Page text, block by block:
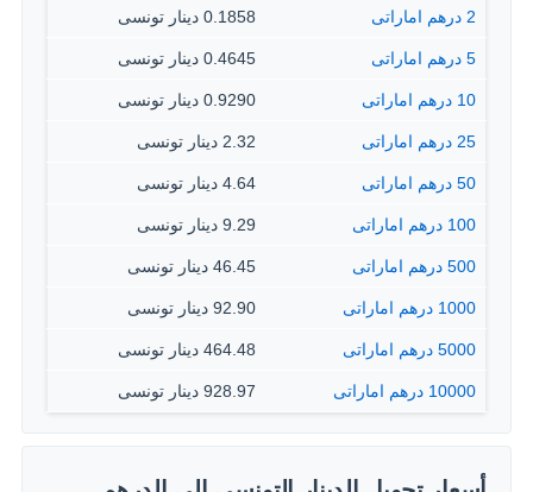
2 درهم اماراتى 0.1858 دينار تونسى
5 درهم اماراتى 0.4645 دينار تونسى
10 درهم اماراتى 0.9290 دينار تونسى
25 درهم اماراتى 2.32 دينار تونسى
50 درهم اماراتى 4.64 دينار تونسى
100 درهم اماراتى 9.29 دينار تونسى
500 درهم اماراتى 46.45 دينار تونسى
1000 درهم اماراتى 92.90 دينار تونسى
5000 درهم اماراتى 464.48 دينار تونسى
10000 درهم اماراتى 928.97 دينار تونسى